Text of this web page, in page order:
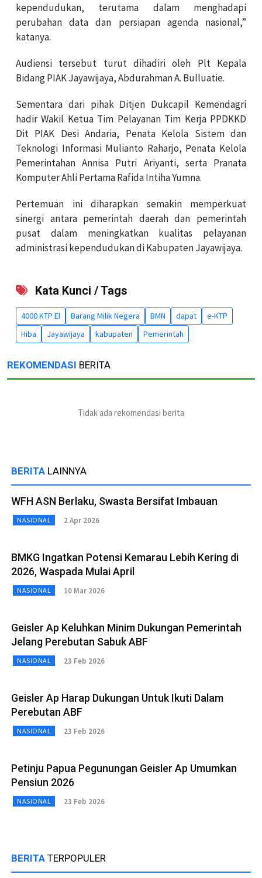
kependudukan, terutama dalam menghadapi
perubahan data dan persiapan agenda nasional,”
katanya.
Audiensi tersebut turut dihadiri oleh Plt Kepala
Bidang PIAK Jayawijaya, Abdurahman A. Bulluatie.
Sementara dari pihak Ditjen Dukcapil Kemendagri
hadir Wakil Ketua Tim Pelayanan Tim Kerja PPDKKD
Dit PIAK Desi Andaria, Penata Kelola Sistem dan
Teknologi Informasi Mulianto Raharjo, Penata Kelola
Pemerintahan Annisa Putri Ariyanti, serta Pranata
Komputer Ahli Pertama Rafida Intiha Yumna.
Pertemuan ini diharapkan semakin memperkuat
sinergi antara pemerintah daerah dan pemerintah
pusat dalam meningkatkan kualitas pelayanan
administrasi kependudukan di Kabupaten Jayawijaya.
Kata Kunci / Tags
4000 KTP El Barang Milik Negera BMN dapat
e-KTP
Hiba
Jayawijaya kabupaten Pemerintah
REKOMENDASI BERITA
Tidak ada rekomendasi berita
BERITA LAINNYA
WFH ASN Berlaku, Swasta Bersifat Imbauan
NASIONAL 2 Apr 2026
BMKG Ingatkan Potensi Kemarau Lebih Kering di
2026, Waspada Mulai April
NASIONAL 10 Mar 2026
Geisler Ap Keluhkan Minim Dukungan Pemerintah
Jelang Perebutan Sabuk ABF
NASIONAL 23 Feb 2026
Geisler Ap Harap Dukungan Untuk Ikuti Dalam
Perebutan ABF
NASIONAL 23 Feb 2026
Petinju Papua Pegunungan Geisler Ap Umumkan
Pensiun 2026
NASIONAL 23 Feb 2026
BERITA TERPOPULER